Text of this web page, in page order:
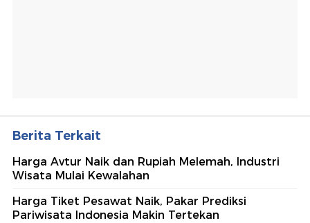
Berita Terkait
Harga Avtur Naik dan Rupiah Melemah, Industri
Wisata Mulai Kewalahan
Harga Tiket Pesawat Naik, Pakar Prediksi
Pariwisata Indonesia Makin Tertekan